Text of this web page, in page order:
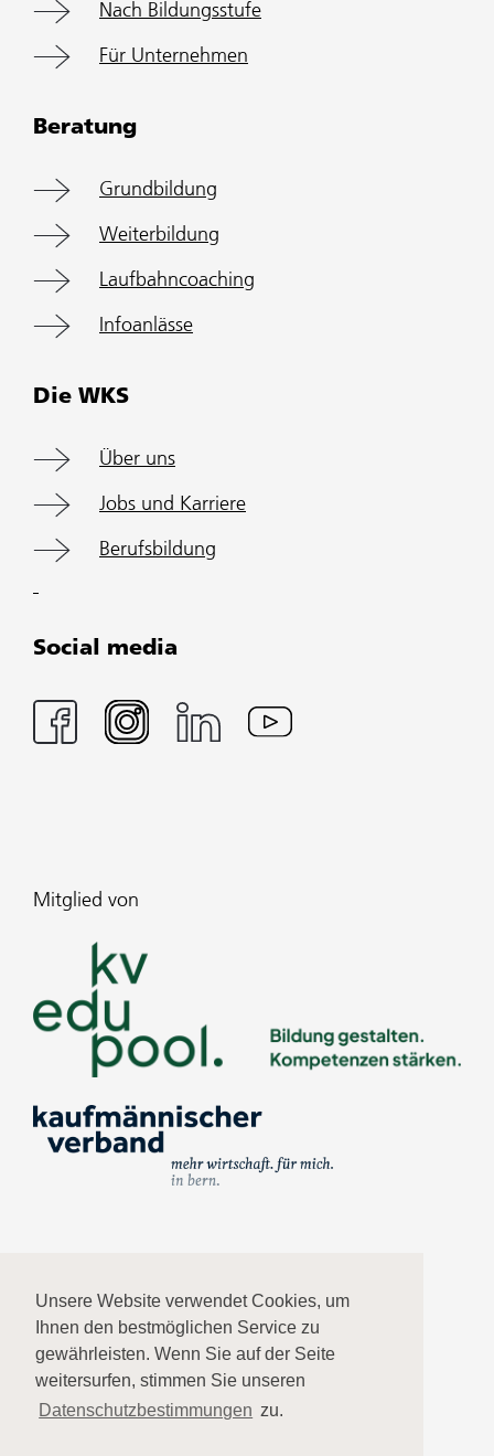
Unsere Website verwendet Cookies, um
Ihnen den bestmöglichen Service zu
gewährleisten. Wenn Sie auf der Seite
weitersurfen, stimmen Sie unseren
Datenschutzbestimmungen zu.
Nach Bildungsstufe
Für Unternehmen
Beratung
Grundbildung
Weiterbildung
Laufbahncoaching
Infoanlässe
Die WKS
Über uns
Jobs und Karriere
Berufsbildung
Social media
Datenschutz
AGB
Mitglied von